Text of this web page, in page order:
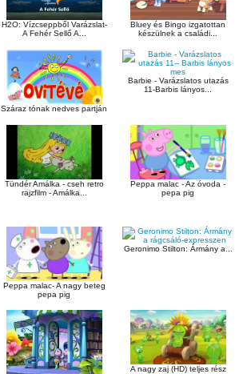
H2O: Vízcseppből Varázslat-
A Fehér Sellő A...
Bluey és Bingo izgatottan
készülnek a családi...
Száraz tónak nedves partján
Barbie - Varázslatos utazás
11-Barbis lányos...
Tündér Amálka - cseh retro
rajzfilm - Amálka...
Peppa malac - Az óvoda -
pepa pig
Peppa malac- A nagy beteg
pepa pig
Geronimo Stilton: Ármány a...
A nagy zaj (HD) teljes rész